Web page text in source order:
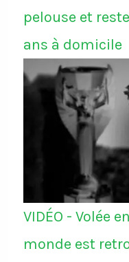
pelouse et
ans à domicile
VIDÉO - Volée
monde est